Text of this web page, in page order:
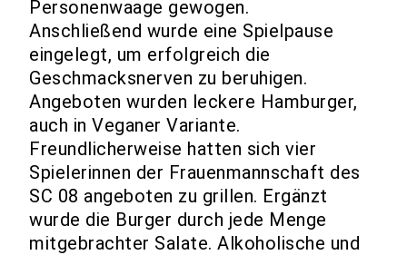
Personenwaage gewogen.
Anschließend wurde eine Spielpause
eingelegt, um erfolgreich die
Geschmacksnerven zu beruhigen.
Angeboten wurden leckere Hamburger,
auch in Veganer Variante.
Freundlicherweise hatten sich vier
Spielerinnen der Frauenmannschaft des
SC 08 angeboten zu grillen. Ergänzt
wurde die Burger durch jede Menge
mitgebrachter Salate. Alkoholische und